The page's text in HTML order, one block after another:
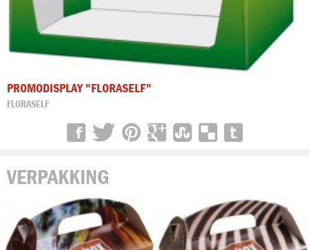
PROMODISPLAY "FLORASELF"
FLORASELF
VERPAKKING